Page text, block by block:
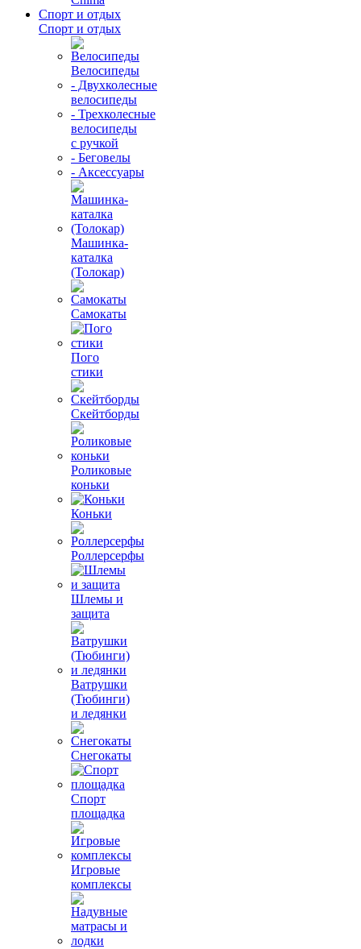
Спорт и отдых
Спорт и отдых
Велосипеды
- Двухколесные
велосипеды
- Трехколесные
велосипеды
с ручкой
- Беговелы
- Аксессуары
Машинка-
каталка
(Толокар)
Самокаты
Пого
стики
Скейтборды
Роликовые
коньки
Коньки
Роллерсерфы
Шлемы и
защита
Ватрушки
(Тюбинги)
и ледянки
Снегокаты
Спорт
площадка
Игровые
комплексы